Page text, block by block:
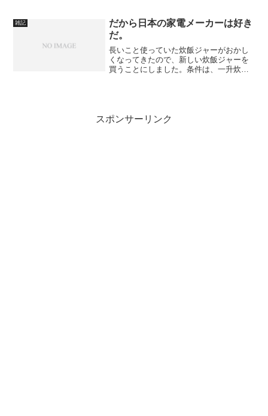
で早雲山へ行き、富士...
雑記
だから日本の家電メーカーは好き
だ。
長いこと使っていた炊飯ジャーがおかし
くなってきたので、新しい炊飯ジャーを
買うことにしました。条件は、一升炊き
スポンサーリンク